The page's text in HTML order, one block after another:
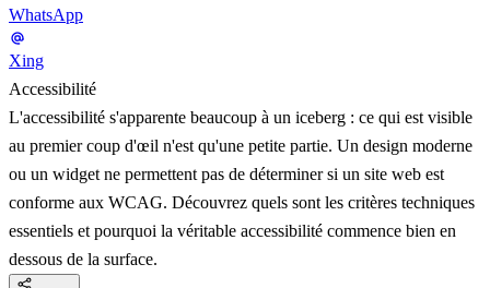
WhatsApp
Xing
Accessibilité
L'accessibilité s'apparente beaucoup à un iceberg : ce qui est visible
au premier coup d'œil n'est qu'une petite partie. Un design moderne
ou un widget ne permettent pas de déterminer si un site web est
conforme aux WCAG. Découvrez quels sont les critères techniques
essentiels et pourquoi la véritable accessibilité commence bien en
dessous de la surface.